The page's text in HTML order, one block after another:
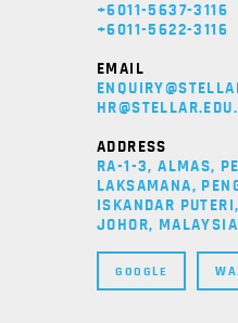
+6011-5637-3116
+6011-5622-3116
EMAIL
ADDRESS
RA-1-3, ALMAS,
LAKSAMANA,
ISKANDAR
JOHOR, MALAYSIA
GOOGLE